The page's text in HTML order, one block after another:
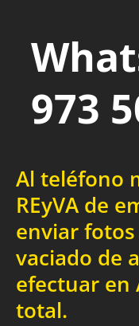
973
Al teléfono
REyVA de
enviar
vaciado de
efectuar en
total.